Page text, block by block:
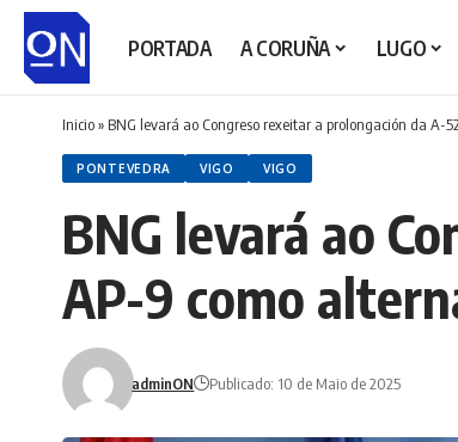
PORTADA A CORUÑA LUGO
Inicio» BNG levará ao Congreso rexeitar a prolongación da
PONTEVEDRA VIGO VIGO
BNG levará ao
AP-9 como
adminON Publicado: 10 de Maio de 2025